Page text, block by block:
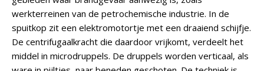
werkterreinen van de petrochemische industrie. In de
spuitkop zit een elektromotortje met een draaiend schijfje.
De centrifugaalkracht die daardoor vrijkomt, verdeelt het
middel in microdruppels. De druppels worden verticaal, als